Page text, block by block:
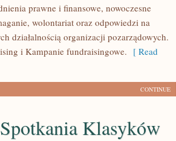
prawne i finansowe, nowoczesne
wolontariat oraz odpowiedzi na
działalnością organizacji pozarządowych.
i Kampanie fundraisingowe. [ Read
CONTINUE
Klasyków